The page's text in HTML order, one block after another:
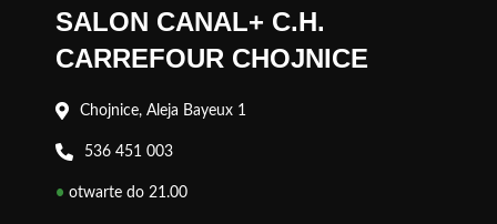
SALON CANAL+ C.H.
CARREFOUR CHOJNICE
Chojnice, Aleja Bayeux 1
536 451 003
• otwarte do 21.00